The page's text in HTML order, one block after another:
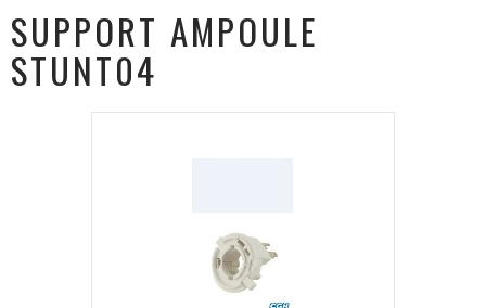
SUPPORT AMPOULE
STUNT04